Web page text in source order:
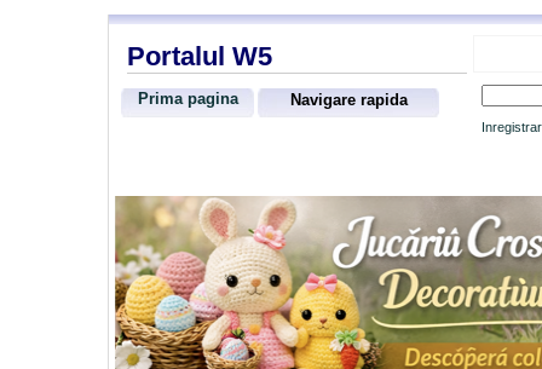
Portalul W5
Prima pagina Navigare rapida